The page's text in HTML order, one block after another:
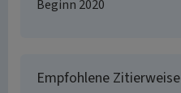
Beginn 2020
Empfohlene Zitierweise